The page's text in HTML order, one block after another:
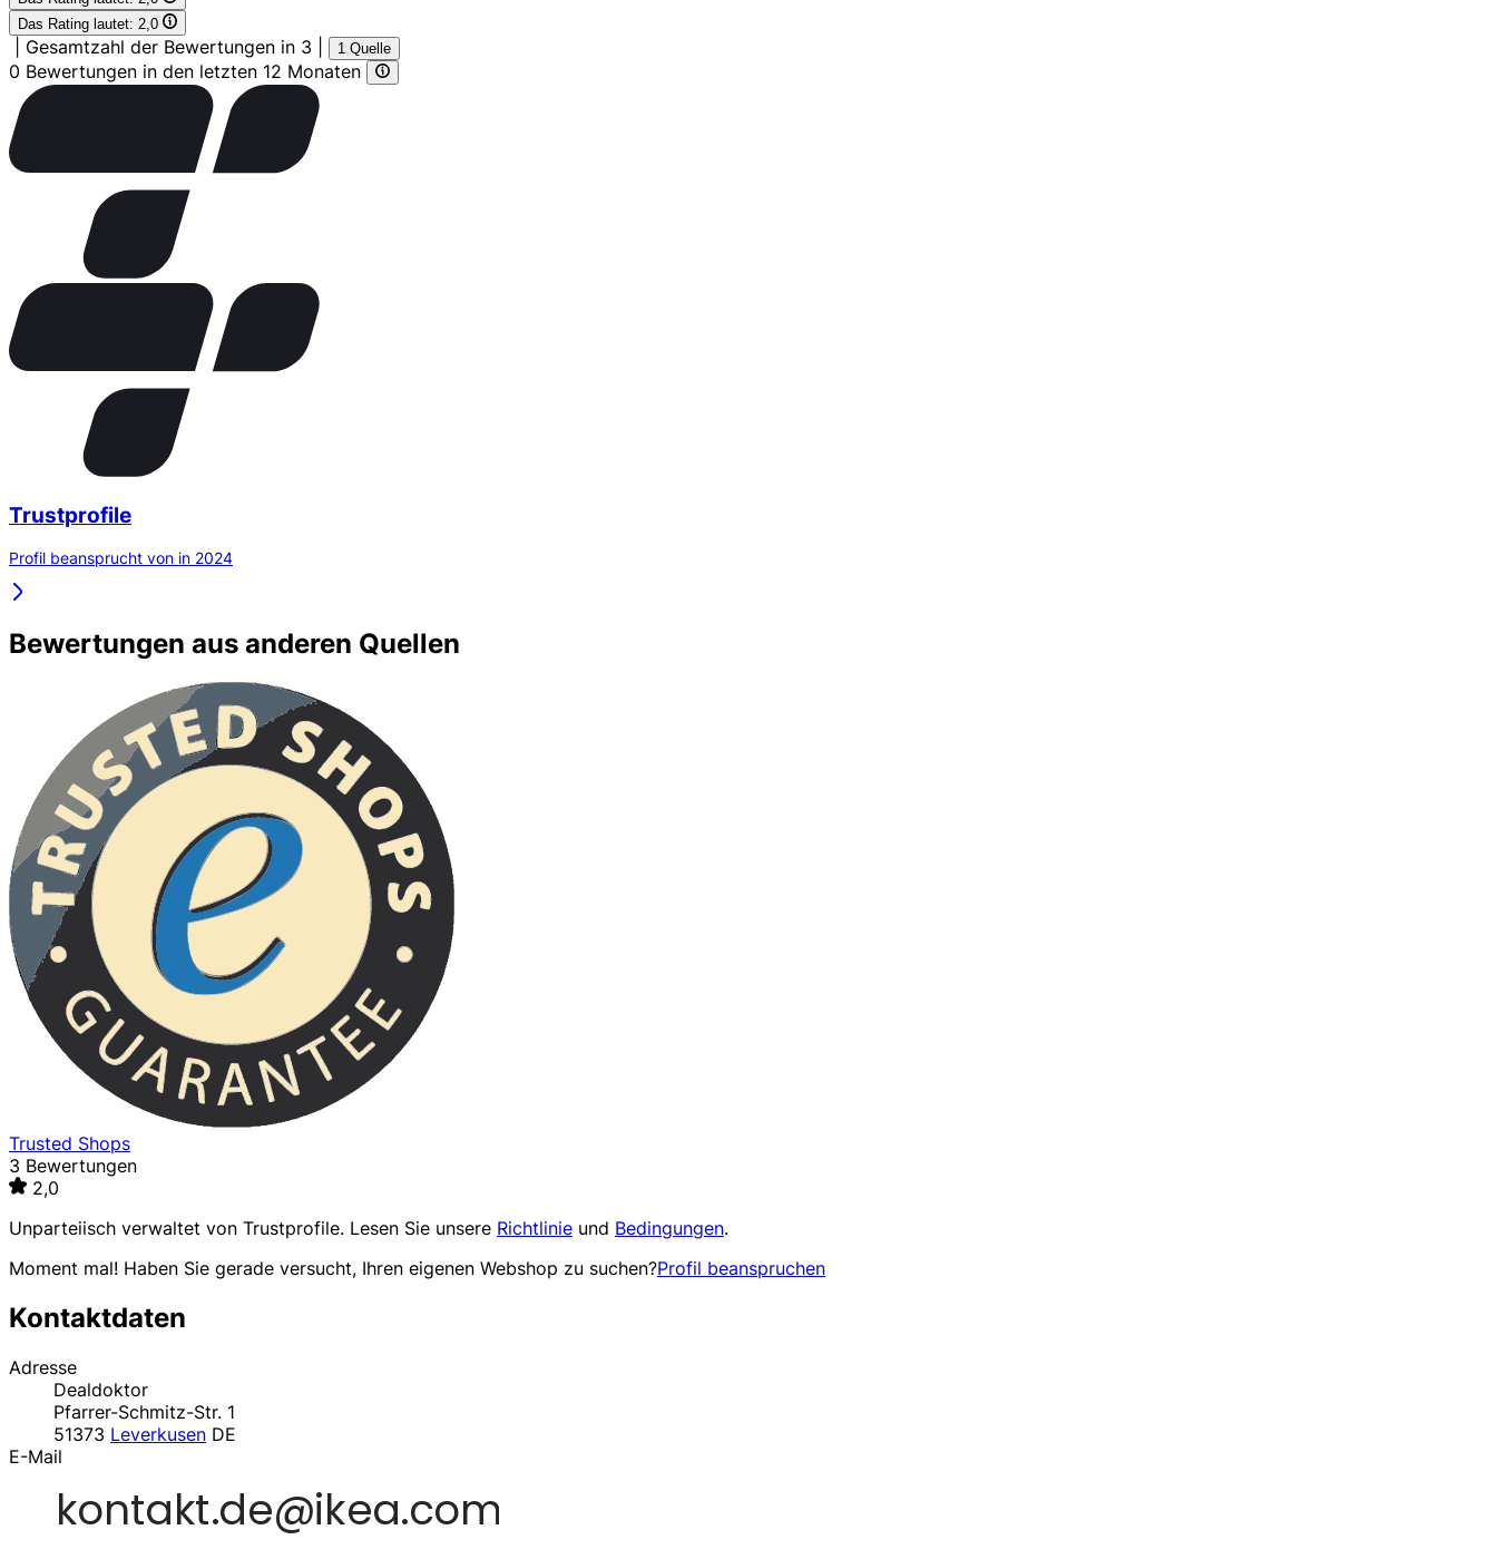
Das Rating lautet: 2,0
Gesamtzahl der Bewertungen in 3 1 Quelle
0 Bewertungen in den letzten 12 Monaten
Trustprofile
Profil beansprucht von in 2024
Bewertungen aus anderen Quellen
Trusted Shops
3 Bewertungen
2,0
Unparteiisch verwaltet von Trustprofile. Lesen Sie unsere Richtlinie und Bedingungen.
Moment mal! Haben Sie gerade versucht, Ihren eigenen Webshop zu suchen?Profil beanspruchen
Kontaktdaten
Adresse
Dealdoktor
Pfarrer-Schmitz-Str. 1
51373 Leverkusen DE
E-Mail